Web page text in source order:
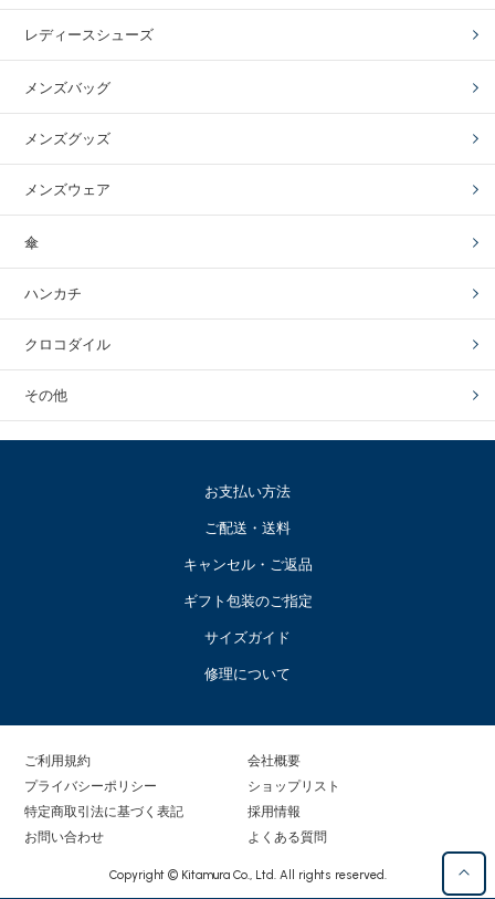
レディースシューズ
メンズバッグ
メンズグッズ
メンズウェア
傘
ハンカチ
クロコダイル
その他
お支払い方法
ご配送・送料
キャンセル・ご返品
ギフト包装のご指定
サイズガイド
修理について
ご利用規約
プライバシーポリシー
特定商取引法に基づく表記
お問い合わせ
会社概要
ショップリスト
採用情報
よくある質問
Copyright © Kitamura Co., Ltd. All rights reserved.